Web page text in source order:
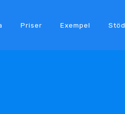
Priser Exempel Stöd